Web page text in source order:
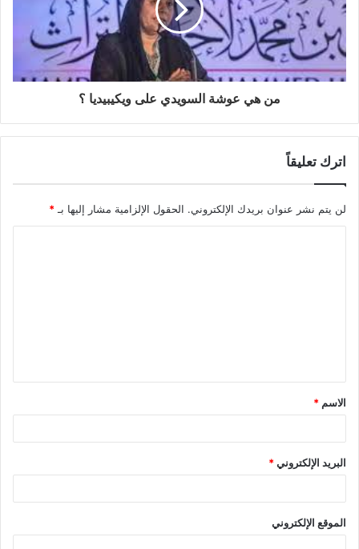
من هي عوشة السويدي على ويكيبيديا ؟
اترك تعليقاً
لن يتم نشر عنوان بريدك الإلكتروني. الحقول الإلزامية مشار إليها بـ *
الاسم *
البريد الإلكتروني*
الموقع الإلكتروني